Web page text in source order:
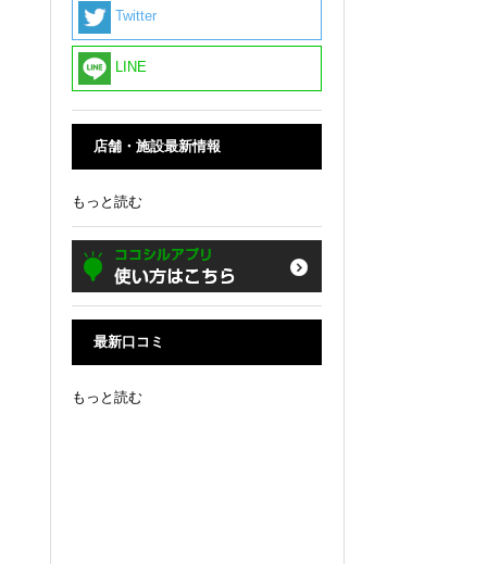
Twitter
LINE
店舗・施設最新情報
もっと読む
最新口コミ
もっと読む